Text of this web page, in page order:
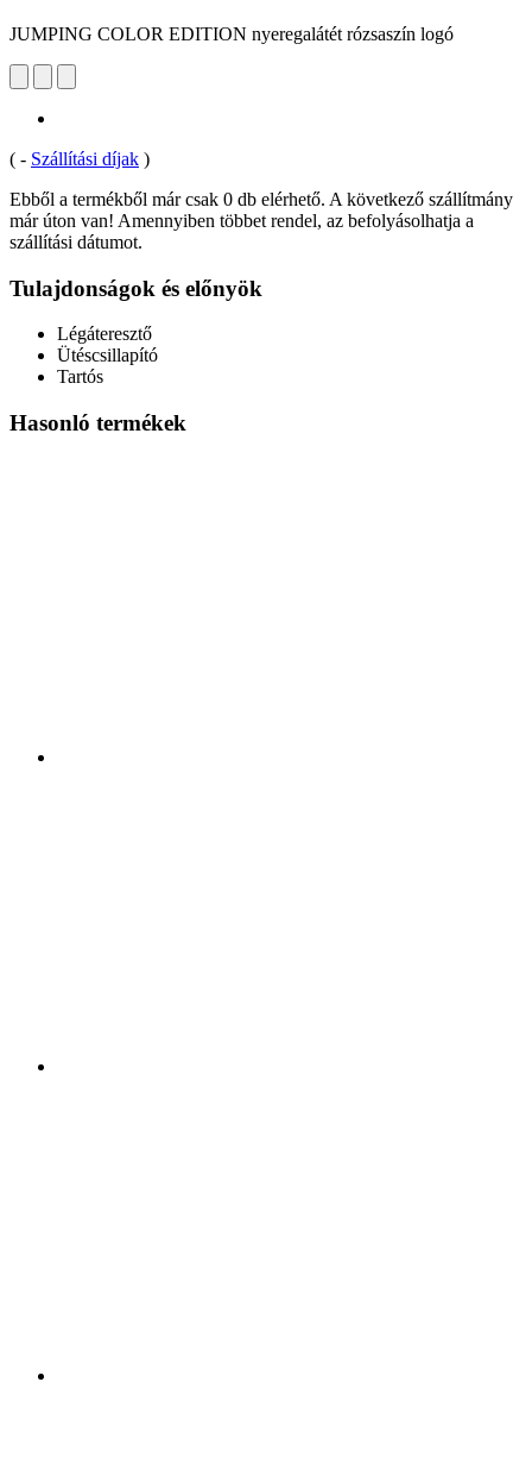
JUMPING COLOR EDITION nyeregalátét rózsaszín logó
( - Szállítási díjak )
Ebből a termékből már csak 0 db elérhető. A következő szállítmány
már úton van! Amennyiben többet rendel, az befolyásolhatja a
szállítási dátumot.
Tulajdonságok és előnyök
Légáteresztő
Ütéscsillapító
Tartós
Hasonló termékek